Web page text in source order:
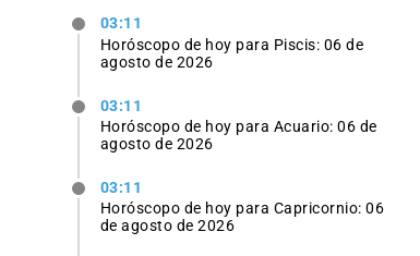
03:11
Horóscopo de hoy para Piscis: 06 de
agosto de 2026
03:11
Horóscopo de hoy para Acuario: 06 de
agosto de 2026
03:11
Horóscopo de hoy para Capricornio: 06
de agosto de 2026